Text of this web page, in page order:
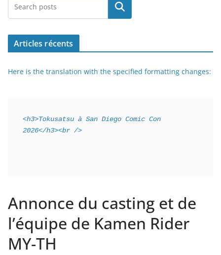
Rechercher
Articles récents
Here is the translation with the specified formatting changes:
<h3>Tokusatsu à San Diego Comic Con
2026</h3><br />
Annonce du casting et de
l’équipe de Kamen Rider
MY-TH